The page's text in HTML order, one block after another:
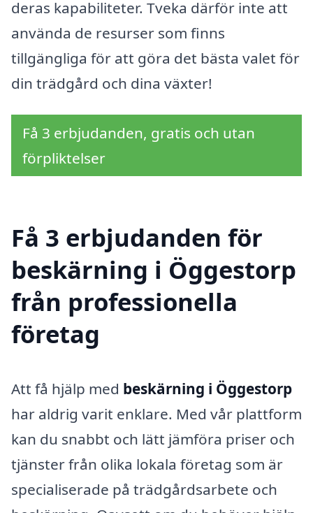
deras kapabiliteter. Tveka därför inte att
använda de resurser som finns
tillgängliga för att göra det bästa valet för
din trädgård och dina växter!
Få 3 erbjudanden, gratis och utan
förpliktelser
Få 3 erbjudanden för
beskärning i Öggestorp
från professionella
företag
Att få hjälp med beskärning i Öggestorp
har aldrig varit enklare. Med vår plattform
kan du snabbt och lätt jämföra priser och
tjänster från olika lokala företag som är
specialiserade på trädgårdsarbete och